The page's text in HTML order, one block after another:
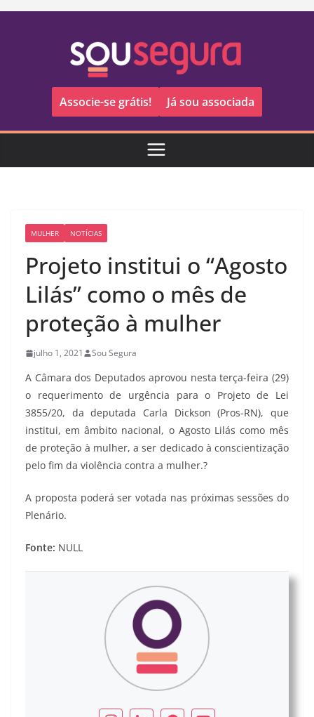
Pular
Associe-se grátis! Já sou associada
MULHER NOTÍCIAS
Projeto institui o “Agosto
Lilás” como o mês de
proteção à mulher
julho 1, 2021 Sou Segura
A Câmara dos Deputados aprovou nesta terça-feira (29)
o requerimento de urgência para o Projeto de Lei
3855/20, da deputada Carla Dickson (Pros-RN), que
institui, em âmbito nacional, o Agosto Lilás como mês
de proteção à mulher, a ser dedicado à conscientização
pelo fim da violência contra a mulher.?
A proposta poderá ser votada nas próximas sessões do
Plenário.
Fonte: NULL